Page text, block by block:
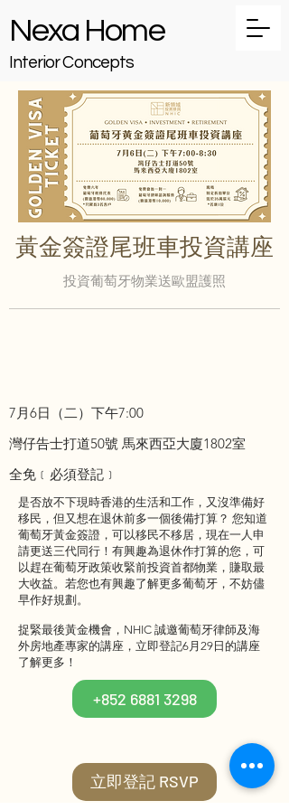
Nexa Home
Interior Concepts
黃金簽證尾班車投資講座
投資葡萄牙物業送歐盟護照
7月6日（二）下午7:00
灣仔告士打道50號 馬來西亞大廈1802室
全免﹝必須登記﹞
是否放不下現時香港的生活和工作，又沒準備好
移民，但又想在退休前多一個後備打算？ 您知道
葡萄牙黃金簽證，可以移民不移居，現在一人申
請更送三代同行！有興趣為退休作打算的您，可
以趕在葡萄牙政策收緊前投資首都物業，賺取最
大收益。若您也有興趣了解更多葡萄牙，不妨儘
早作好規劃。
捉緊最後黃金機會，NHIC 誠邀葡萄牙律師及海
外房地產專家的講座，立即登記6月29日的講座
了解更多！
+852 6881 3298
立即登記 RSVP